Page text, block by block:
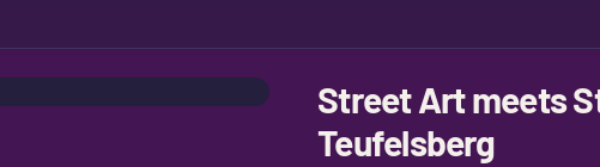
Street Art meets
Teufelsberg